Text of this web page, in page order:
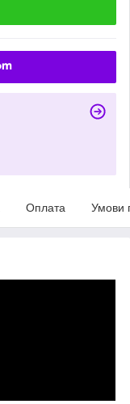
Оплата Умови